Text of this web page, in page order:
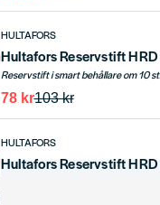
HULTAFORS
103 kr
78 kr
HULTAFORS